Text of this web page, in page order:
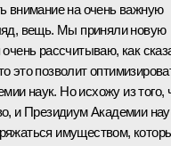
внимание на очень важную
вещь. Мы приняли новую
рассчитываю, как
это позволит
наук. Но исхожу из того,
и Президиум Академии
имуществом,